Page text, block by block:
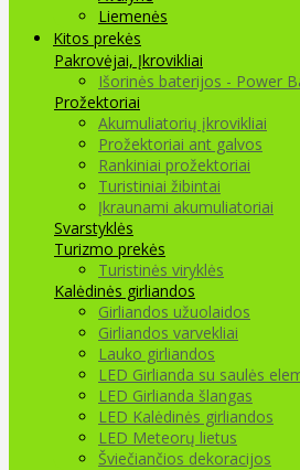
Liemenės
Kitos prekės
Pakrovėjai, Įkrovikliai
Išorinės baterijos - Power
Prožektoriai
Akumuliatorių įkrovikliai
Prožektoriai ant galvos
Rankiniai prožektoriai
Turistiniai žibintai
Įkraunami akumuliatoriai
Svarstyklės
Turizmo prekės
Turistinės viryklės
Kalėdinės girliandos
Girliandos užuolaidos
Girliandos varvekliai
Lauko girliandos
LED Girlianda su saulės
LED Girlianda šlangas
LED Kalėdinės girliandos
LED Meteorų lietus
Šviečiančios dekoracijos